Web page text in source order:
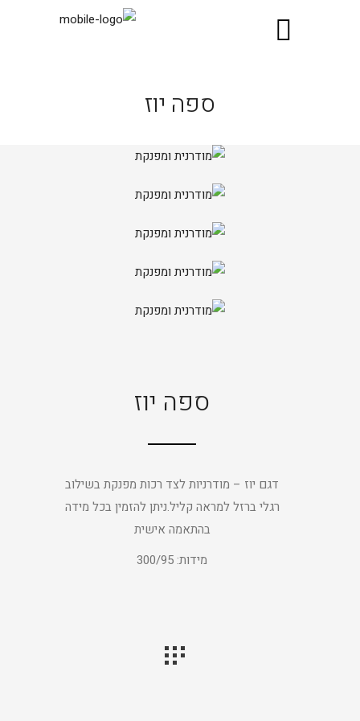
ספה יוז
ספה יוז
דגם יוז – מודרניות לצד רכות מפנקת בשילוב
רגלי ברזל למראה קליל.ניתן להזמין בכל מידה
בהתאמה אישית
מידות: 300/95